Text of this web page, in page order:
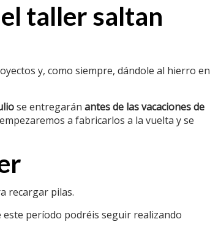
legals
el taller saltan
y, como siempre, dándole al hierro en
se entregarán antes de las vacaciones de
a fabricarlos a la vuelta y se
recargar pilas.
este período podréis seguir realizando